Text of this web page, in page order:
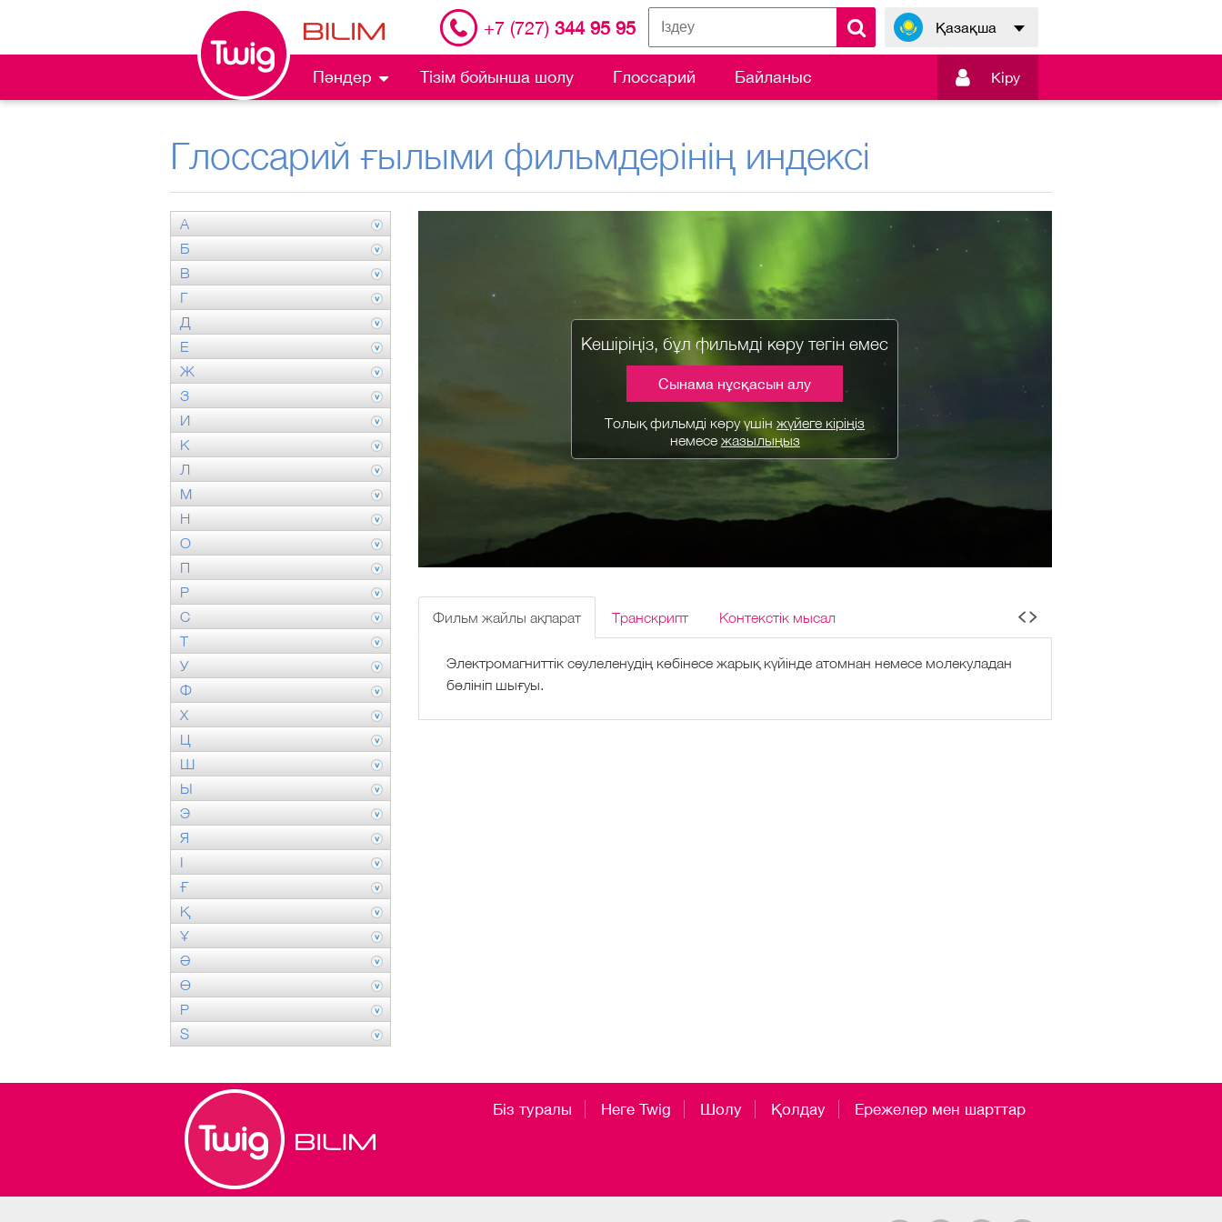
+7 (727) 344 95 95 Қазақша
Пәндер Тізім бойынша шолу Глоссарий Байланыс  Кiру
Глоссарий ғылыми фильмдерінің индексі
А
Б
В
Г
Д
Е
Ж
З
И
К
Л
М
Н
О
П
Р
С
Т
У
Ф
Х
Ц
Ш
Ы
Э
Я
І
Ғ
Қ
Ұ
Ә
Ө
P
S
Кешіріңіз, бұл фильмді көру тегін емес
Сынама нұсқасын алу
Толық фильмді көру үшінжүйеге кіріңіз
немесе жазылыңыз
Фильм жайлы ақпарат Транскрипт Контекстік мысал
Электромагниттік сәулеленудің көбінесе жарық күйінде атомнан немесе молекуладан
бөлініп шығуы.
Біз туралы Неге Twig Шолу Қолдау Ережелер мен шарттар